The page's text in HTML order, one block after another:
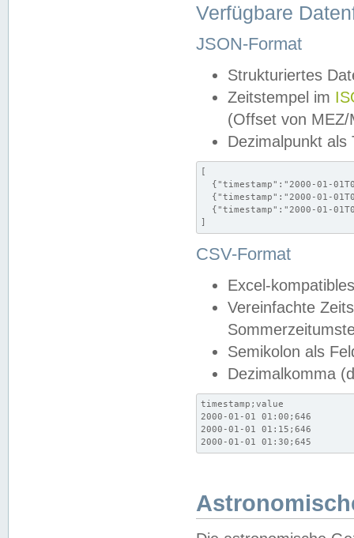
Verfügbare
JSON-Format
Strukturiertes
Zeitstempel im
(Offset von MEZ/
Dezimalpunkt als
[
{"timestamp":"2000-01-
{"timestamp":"2000-01-
{"timestamp":"2000-01-
]
CSV-Format
Excel-
Vereinfachte
Semikolon als
Dezimalkomma
timestamp;value
2000-01-01 01:00;646
2000-01-01 01:15;646
2000-01-01 01:30;645